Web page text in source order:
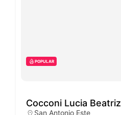
POPULAR
Cocconi Lucia Beatriz
San Antonio Este